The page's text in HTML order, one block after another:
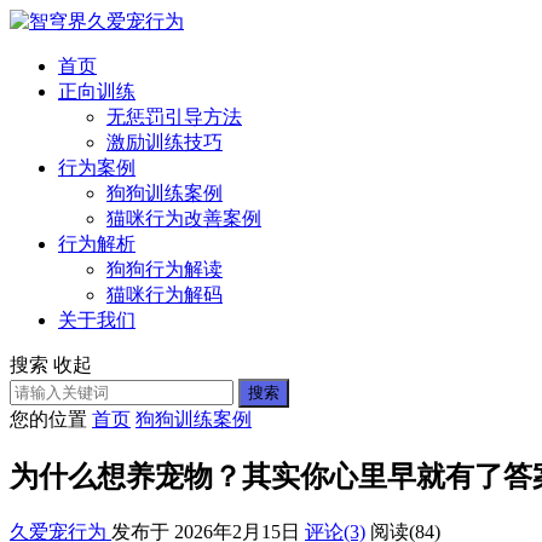
首页
正向训练
无惩罚引导方法
激励训练技巧
行为案例
狗狗训练案例
猫咪行为改善案例
行为解析
狗狗行为解读
猫咪行为解码
关于我们
搜索 收起
搜索
您的位置 首页 狗狗训练案例
为什么想养宠物？其实你心里早就有了答
久爱宠行为 发布于 2026年2月15日 评论(3) 阅读(84)